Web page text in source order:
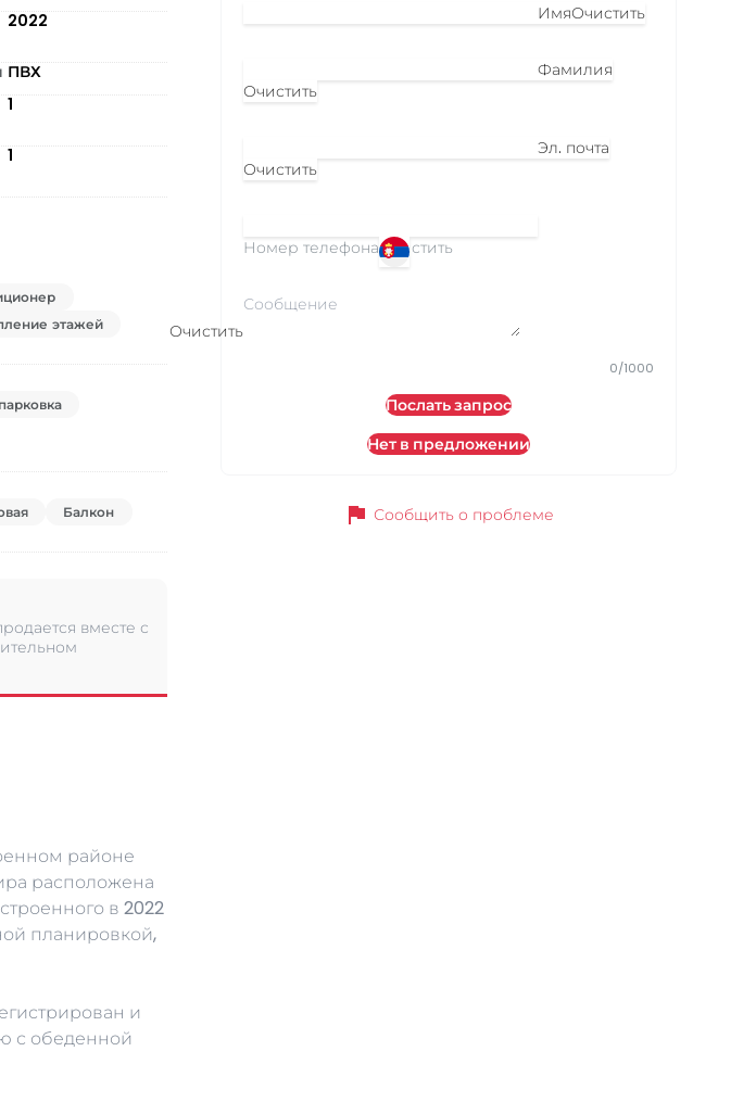
2022
ПВХ
1
1
этажей
Балкон
вместе с
районе
расположена
в 2022
планировкой,
и
с обеденной
ИмяОчистить
Фамилия
Очистить
Эл. почта
Очистить
Номер телефонаОчистить
Очистить
0/1000
Послать запрос
Нет в предложении
flag Сообщить о проблеме